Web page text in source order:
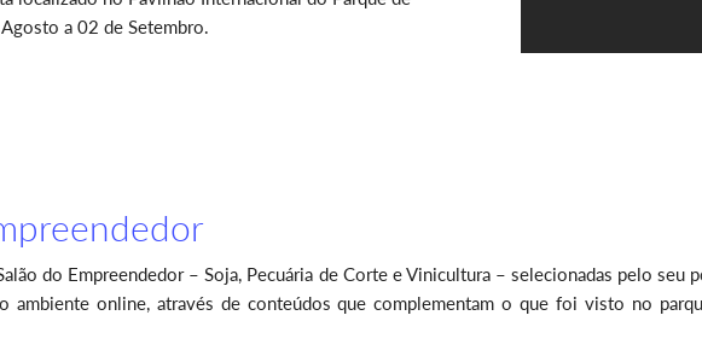
a 02 de Setembro.
do Empreendedor – Soja, Pecuária de Corte e Vinicultura – selecionadas pelo
ambiente online, através de conteúdos que complementam o que foi visto no